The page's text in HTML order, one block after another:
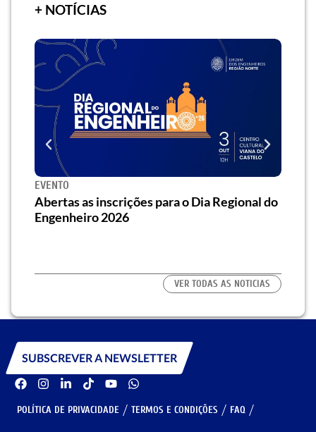
+ NOTÍCIAS
EVENTO
Abertas as inscrições para o Dia Regional do
Engenheiro 2026
VER TODAS AS NOTICIAS
SUBSCREVER A NEWSLETTER
POLÍTICA DE PRIVACIDADE TERMOS E CONDIÇÕES FAQ